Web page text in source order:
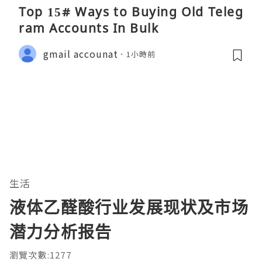
Top 15# Ways to Buying Old Teleg
ram Accounts In Bulk
gmail accounat 1小時前
生活
液体乙醛酸行业发展现状及市场
潜力分析报告
瀏覽次數:1277